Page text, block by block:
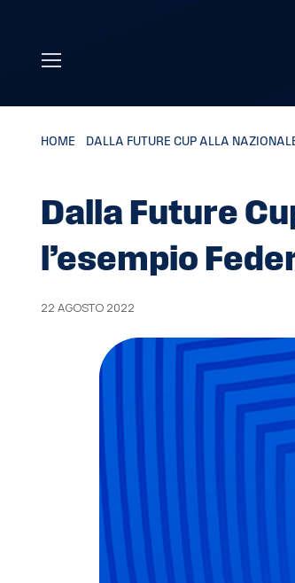
HOME DALLA FUTURE CUP ALLA
Dalla Future
l’esempio
22 AGOSTO 2022